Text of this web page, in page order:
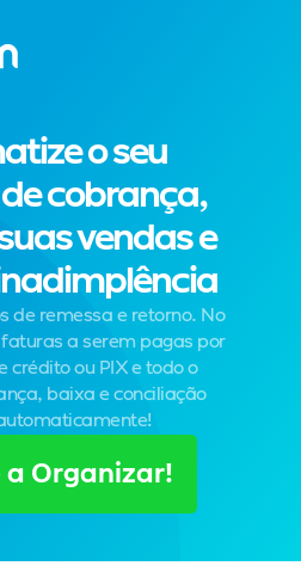
o seu
cobrança,
vendas e
de remessa e retorno. No
a serem pagas por
crédito ou PIX e todo o
baixa e conciliação
a Organizar!